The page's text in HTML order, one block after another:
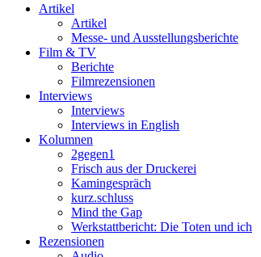
Artikel
Artikel
Messe- und Ausstellungsberichte
Film & TV
Berichte
Filmrezensionen
Interviews
Interviews
Interviews in English
Kolumnen
2gegen1
Frisch aus der Druckerei
Kamingespräch
kurz.schluss
Mind the Gap
Werkstattbericht: Die Toten und ich
Rezensionen